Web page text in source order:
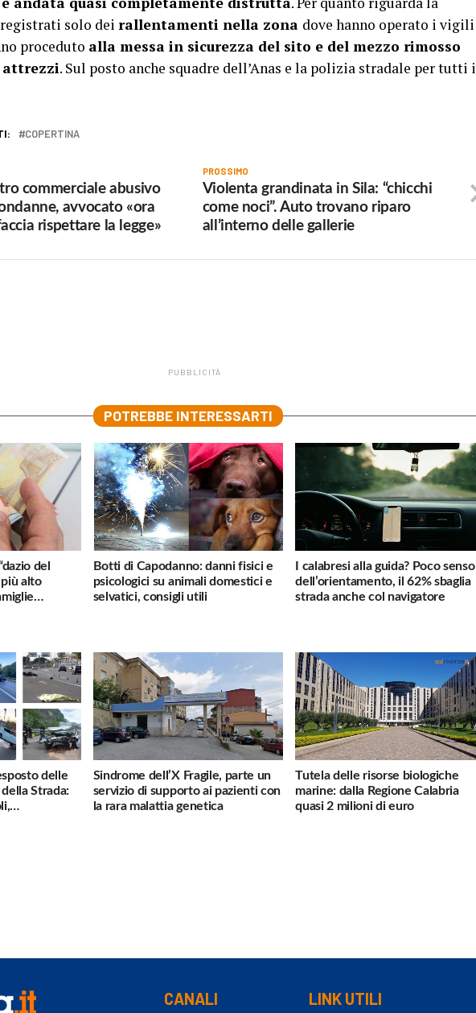
solo dei rallentamenti nella zona dove hanno operato i vigili
proceduto alla messa in sicurezza del sito e del mezzo rimosso
attrezzi. Sul posto anche squadre dell’Anas e la polizia stradale per tutti i
COPERTINA
PROSSIMO
Violenta grandinata in Sila: “chicchi
come noci”. Auto trovano riparo
all’interno delle gallerie
commerciale abusivo
avvocato «ora
rispettare la legge»
PUBBLICITÀ
POTREBBE INTERESSARTI
del
alto
Botti di Capodanno: danni fisici e
psicologici su animali domestici e
selvatici, consigli utili
I calabresi alla guida? Poco senso
dell’orientamento, il 62% sbaglia
strada anche col navigatore
delle
Strada:
Sindrome dell’X Fragile, parte un
servizio di supporto ai pazienti con
la rara malattia genetica
Tutela delle risorse biologiche
marine: dalla Regione Calabria
quasi 2 milioni di euro
CANALI LINK UTILI